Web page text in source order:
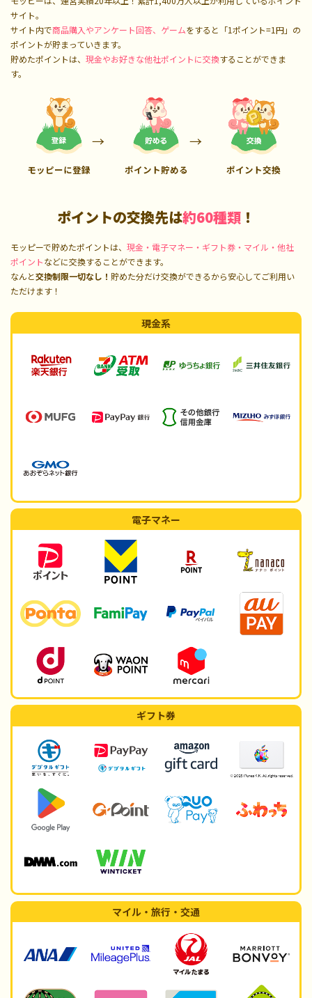
サイト。
サイト内で商品購入やアンケート回答、ゲームをすると「1ポイント=1円」の
ポイントが貯まっていきます。
貯めたポイントは、 現金やお好きな他社ポイントに交換することができま
す。
モッピーに登録 ポイント貯める ポイント交換
ポイントの交換先は約60種類 ！
モッピーで貯めたポイントは、 現金・電子マネー・ギフト券・マイル・他社
ポイントなどに交換することができます。
なんと交換制限一切なし！ 貯めた分だけ交換ができるから安心してご利用い
ただけます！
現金系
電子マネー
ギフト券
マイル・旅行・交通